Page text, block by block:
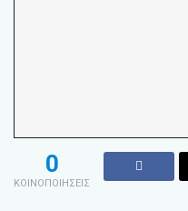
0
ΚΟΙΝΟΠΟΙΗΣΕΙΣ